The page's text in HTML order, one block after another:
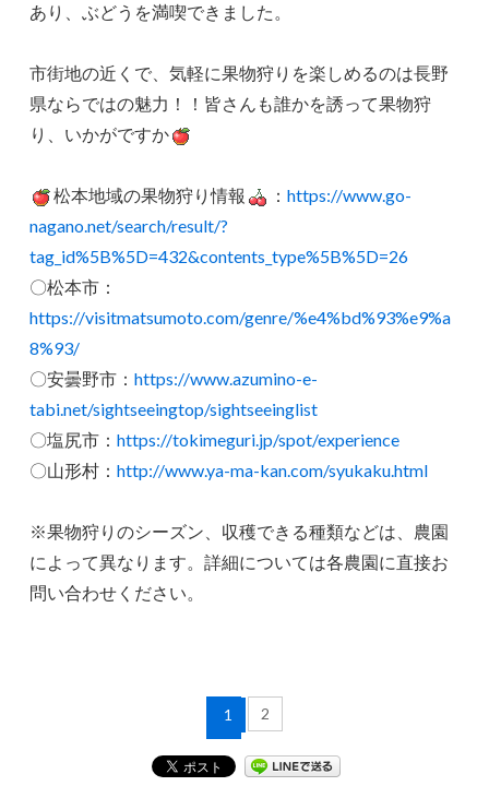
あり、ぶどうを満喫できました。
市街地の近くで、気軽に果物狩りを楽しめるのは長野
県ならではの魅力！！皆さんも誰かを誘って果物狩
り、いかがですか
松本地域の果物狩り情報 ：https://www.go-
nagano.net/search/result/?
tag_id%5B%5D=432&contents_type%5B%5D=26
〇松本市：
https://visitmatsumoto.com/genre/%e4%bd%93%e9%a
8%93/
〇安曇野市：https://www.azumino-e-
tabi.net/sightseeingtop/sightseeinglist
〇塩尻市：https://tokimeguri.jp/spot/experience
〇山形村：http://www.ya-ma-kan.com/syukaku.html
※果物狩りのシーズン、収穫できる種類などは、農園
によって異なります。詳細については各農園に直接お
問い合わせください。
1 2